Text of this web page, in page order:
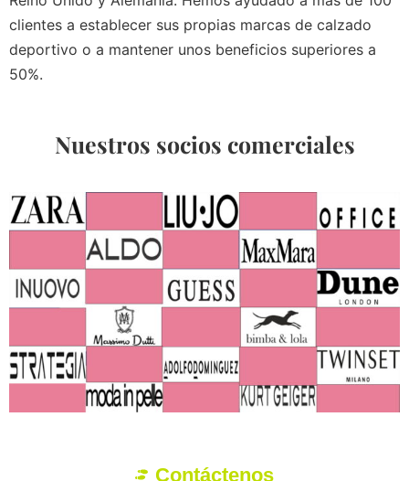
clientes a establecer sus propias marcas de calzado
deportivo o a mantener unos beneficios superiores a
50%.
Nuestros socios comerciales
Contáctenos